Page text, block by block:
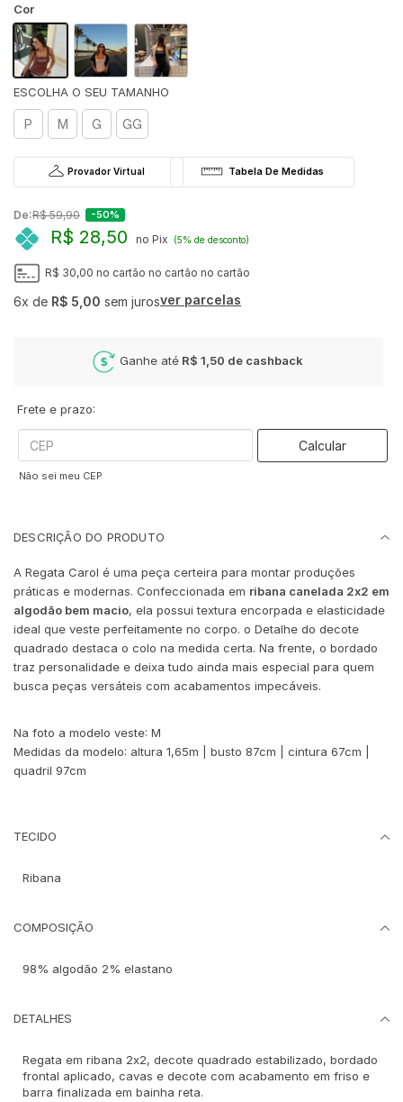
Cor
P M G GG
Provador Virtual
De:R$ 59,90 -50%
R$ 28,50 no Pix (5% de desconto)
R$ 30,00 no cartão no cartão no cartão
6x de R$ 5,00 sem jurosver parcelas
Ganhe até R$ 1,50 de cashback
Frete e prazo:
Calcular
Não sei meu CEP
DESCRIÇÃO DO PRODUTO
A Regata Carol é uma peça certeira para montar produções
práticas e modernas. Confeccionada em ribana canelada 2x2 em
algodão bem macio, ela possui textura encorpada e elasticidade
ideal que veste perfeitamente no corpo. o Detalhe do decote
quadrado destaca o colo na medida certa. Na frente, o bordado
traz personalidade e deixa tudo ainda mais especial para quem
busca peças versáteis com acabamentos impecáveis.
Na foto a modelo veste: M
Medidas da modelo: altura 1,65m | busto 87cm | cintura 67cm |
quadril 97cm
TECIDO
Ribana
COMPOSIÇÃO
98% algodão 2% elastano
DETALHES
Regata em ribana 2x2, decote quadrado estabilizado, bordado
frontal aplicado, cavas e decote com acabamento em friso e
barra finalizada em bainha reta.